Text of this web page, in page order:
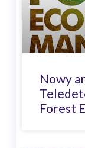
Nowy
Forest